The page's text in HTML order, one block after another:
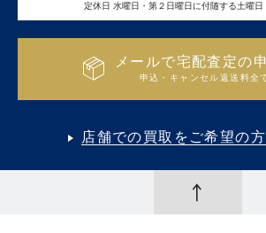
定休日 水曜日・第２日曜日に付随する土曜日
メールで宅配査定の
申込・キャンセル返送料全
店舗での買取をご希望の